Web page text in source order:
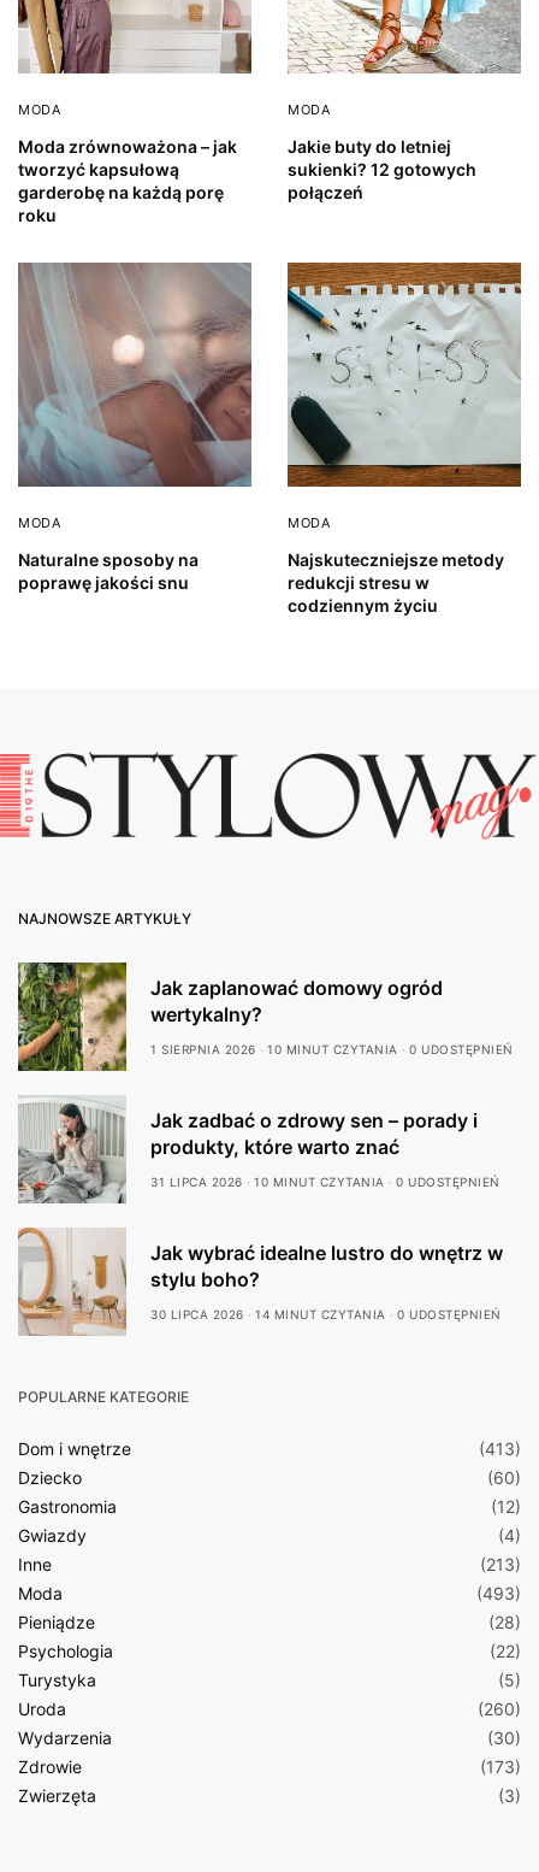
MODA
Moda zrównoważona – jak
tworzyć kapsułową
garderobę na każdą porę
roku
MODA
Jakie buty do letniej
sukienki? 12 gotowych
połączeń
MODA
Naturalne sposoby na
poprawę jakości snu
MODA
Najskuteczniejsze metody
redukcji stresu w
codziennym życiu
NAJNOWSZE ARTYKUŁY
Jak zaplanować domowy ogród
wertykalny?
1 SIERPNIA 2026 10 MINUT CZYTANIA 0 UDOSTĘPNIEŃ
Jak zadbać o zdrowy sen – porady i
produkty, które warto znać
31 LIPCA 2026 10 MINUT CZYTANIA 0 UDOSTĘPNIEŃ
Jak wybrać idealne lustro do wnętrz w
stylu boho?
30 LIPCA 2026 14 MINUT CZYTANIA 0 UDOSTĘPNIEŃ
POPULARNE KATEGORIE
Dom i wnętrze
(413)
Dziecko
(60)
Gastronomia
(12)
Gwiazdy
(4)
Inne
(213)
Moda
(493)
Pieniądze
(28)
Psychologia
(22)
Turystyka
(5)
Uroda
(260)
Wydarzenia
(30)
Zdrowie
(173)
Zwierzęta
(3)